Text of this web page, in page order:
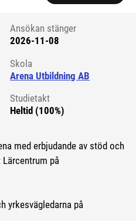
Ansökan stänger
2026-11-08
Skola
Arena Utbildning AB
Studietakt
Heltid (100%)
med erbjudande av stöd och
på
yrkesvägledarna på